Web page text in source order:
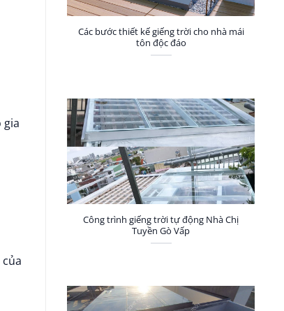
gia
Các bước thiết kế giếng trời cho nhà mái
tôn độc đáo
Công trình giếng trời tự động Nhà Chị
Tuyền Gò Vấp